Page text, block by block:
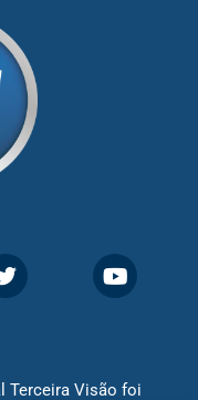
Terceira Visão foi